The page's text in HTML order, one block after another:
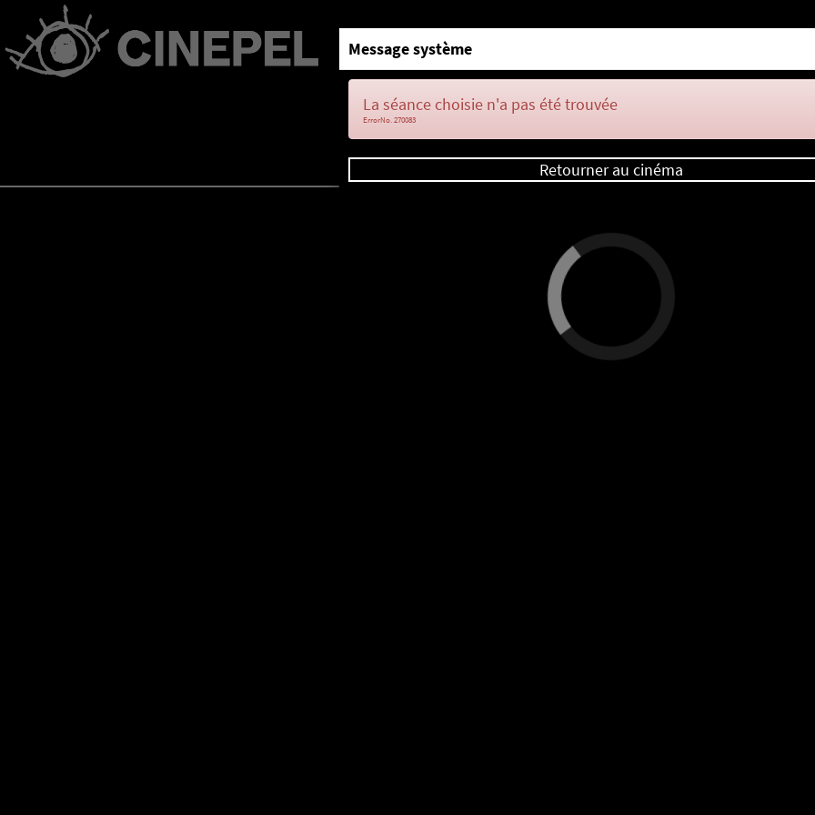
Message système
La séance choisie n'a pas été trouvée
ErrorNo. 270083
Retourner au cinéma